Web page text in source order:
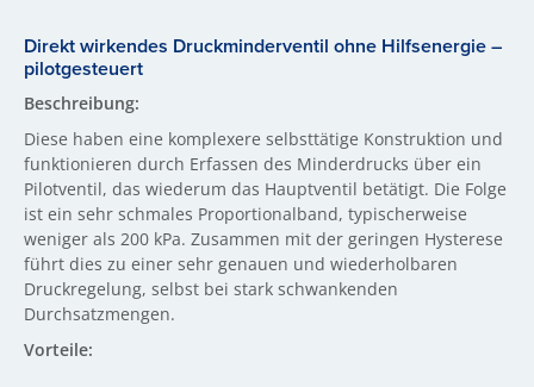
Direkt wirkendes Druckminderventil ohne Hilfsenergie –
pilotgesteuert
Beschreibung:
Diese haben eine komplexere selbsttätige Konstruktion und
funktionieren durch Erfassen des Minderdrucks über ein
Pilotventil, das wiederum das Hauptventil betätigt. Die Folge
ist ein sehr schmales Proportionalband, typischerweise
weniger als 200 kPa. Zusammen mit der geringen Hysterese
führt dies zu einer sehr genauen und wiederholbaren
Druckregelung, selbst bei stark schwankenden
Durchsatzmengen.
Vorteile: